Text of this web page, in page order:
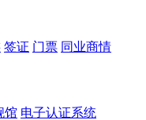
签证 门票 同业商情
馆 电子认证系统